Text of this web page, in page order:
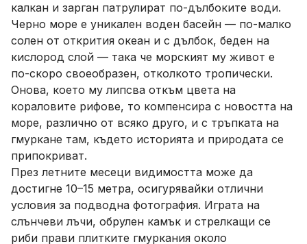
калкан и зарган патрулират по-дълбоките води.
Черно море е уникален воден басейн — по-малко
солен от открития океан и с дълбок, беден на
кислород слой — така че морският му живот е
по-скоро своеобразен, отколкото тропически.
Онова, което му липсва откъм цвета на
кораловите рифове, то компенсира с новостта на
море, различно от всяко друго, и с тръпката на
гмуркане там, където историята и природата се
припокриват.
През летните месеци видимостта може да
достигне 10–15 метра, осигурявайки отлични
условия за подводна фотография. Играта на
слънчеви лъчи, обрулен камък и стрелкащи се
риби прави плитките гмуркания около